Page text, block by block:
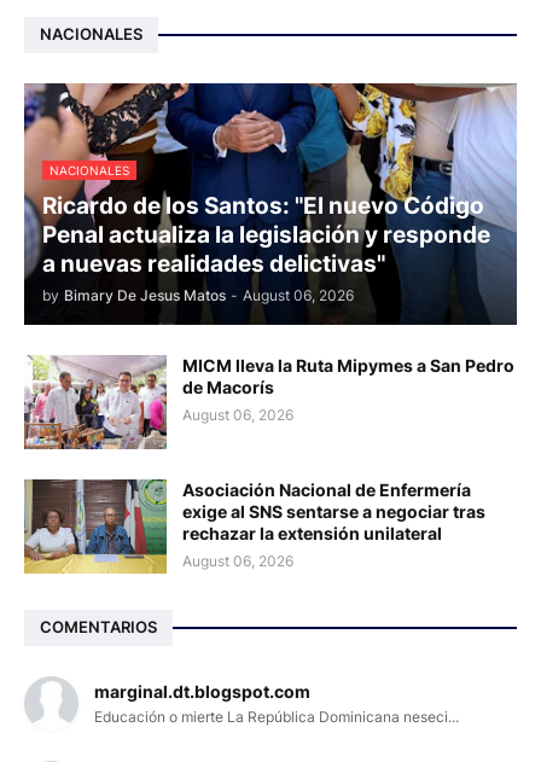
NACIONALES
NACIONALES
Ricardo de los Santos: "El nuevo Código
Penal actualiza la legislación y responde
a nuevas realidades delictivas"
by Bimary De Jesus Matos - August 06, 2026
MICM lleva la Ruta Mipymes a San Pedro
de Macorís
August 06, 2026
Asociación Nacional de Enfermería
exige al SNS sentarse a negociar tras
rechazar la extensión unilateral
August 06, 2026
COMENTARIOS
marginal.dt.blogspot.com
Educación o mierte La República Dominicana neseci...